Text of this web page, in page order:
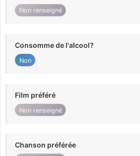
Non renseigné
Consomme de l'alcool?
Non
Film préféré
Non renseigné
Chanson préférée